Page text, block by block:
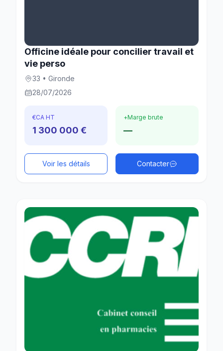
Officine idéale pour concilier travail et
vie perso
33 • Gironde
28/07/2026
€CA HT
1 300 000 €
+Marge brute
—
Voir les détails Contacter